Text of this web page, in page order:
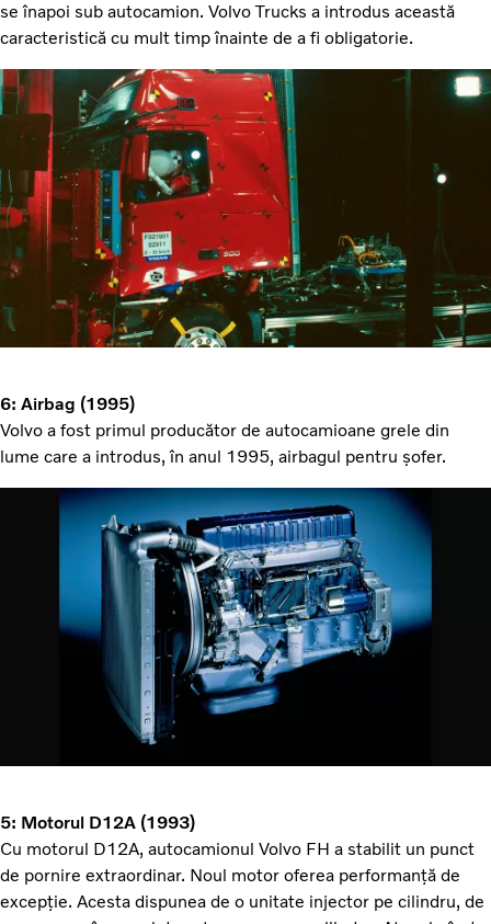
se înapoi sub autocamion. Volvo Trucks a introdus această
caracteristică cu mult timp înainte de a fi obligatorie.
6: Airbag (1995)
Volvo a fost primul producător de autocamioane grele din
lume care a introdus, în anul 1995, airbagul pentru șofer.
5: Motorul D12A (1993)
Cu motorul D12A, autocamionul Volvo FH a stabilit un punct
de pornire extraordinar. Noul motor oferea performanță de
excepție. Acesta dispunea de o unitate injector pe cilindru, de